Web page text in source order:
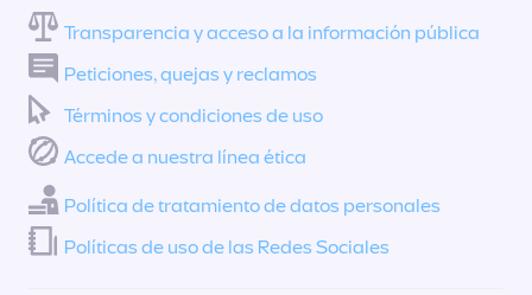
Transparencia y acceso a la información pública
Peticiones, quejas y reclamos
Términos y condiciones de uso
Accede a nuestra línea ética
Política de tratamiento de datos personales
Políticas de uso de las Redes Sociales